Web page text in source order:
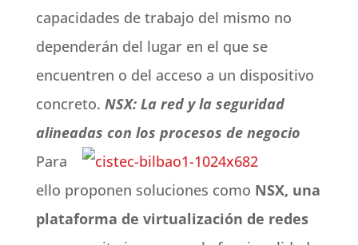
capacidades de trabajo del mismo no
dependerán del lugar en el que se
encuentren o del acceso a un dispositivo
concreto. NSX: La red y la seguridad
alineadas con los procesos de negocio
Para
ello proponen soluciones como NSX, una
plataforma de virtualización de redes